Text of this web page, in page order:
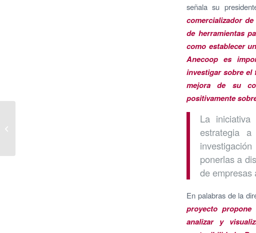
señala su
comercializador
de herramientas
como establecer
Anecoop es
investigar sobre el
mejora de su
positivamente
La
estrategia
ponerlas a
de empresas
En palabras de la
proyecto
analizar y